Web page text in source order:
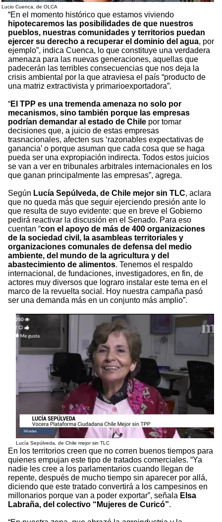
Lucio Cuenca, de OLCA
“En el momento histórico que estamos viviendo
hipotecaremos las posibilidades de que nuestros
pueblos, nuestras comunidades y territorios puedan
ejercer su derecho a recuperar el dominio del agua, por
ejemplo”, indica Cuenca, lo que constituye una verdadera
amenaza para las nuevas generaciones, aquellas que
padecerán las terribles consecuencias que nos deja la
crisis ambiental por la que atraviesa el país “producto de
una matriz extractivista y primarioexportadora”.
“El TPP es una tremenda amenaza no solo por
mecanismos, sino también porque las empresas
podrían demandar al estado de Chile por tomar
decisiones que, a juicio de estas empresas
trasnacionales, afecten sus ‘razonables expectativas de
ganancia’ o porque asuman que cada cosa que se haga
pueda ser una expropiación indirecta. Todos estos juicios
se van a ver en tribunales arbitrales internacionales en los
que ganan principalmente las empresas”, agrega.
Según Lucía Sepúlveda, de Chile mejor sin TLC, aclara
que no queda más que seguir ejerciendo presión ante lo
que resulta de suyo evidente: que en breve el Gobierno
pedirá reactivar la discusión en el Senado. Para eso
cuentan “con el apoyo de más de 400 organizaciones
de la sociedad civil, la asambleas territoriales y
organizaciones comunales de defensa del medio
ambiente, del mundo de la agricultura y del
abastecimiento de alimentos. Tenemos el respaldo
internacional, de fundaciones, investigadores, en fin, de
actores muy diversos que lograro instalar este tema en el
marco de la revuelta social. Hoy nuestra campaña pasó
ser una demanda más en un conjunto más amplio”.
Lucía Sepúlveda, de Chile mejor sin TLC
En los territorios creen que no corren buenos tiempos para
quienes empujan este tipo de tratados comerciales. “Ya
nadie les cree a los parlamentarios cuando llegan de
repente, después de mucho tiempo sin aparecer por allá,
diciendo que este tratado convertirá a los campesinos en
millonarios porque van a poder exportar”, señala Elsa
Labraña, del colectivo “Mujeres de Curicó”.